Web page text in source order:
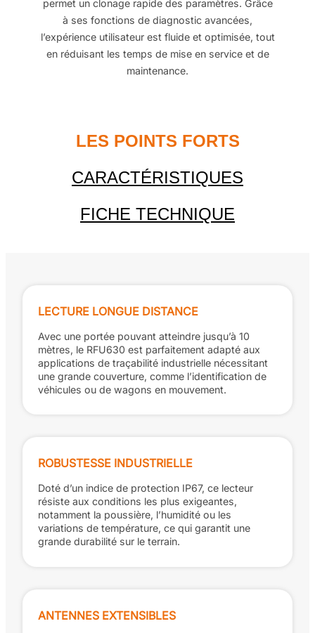
permet un clonage rapide des paramètres. Grâce
à ses fonctions de diagnostic avancées,
l’expérience utilisateur est fluide et optimisée, tout
en réduisant les temps de mise en service et de
maintenance.
LES POINTS FORTS
CARACTÉRISTIQUES
FICHE TECHNIQUE
LECTURE LONGUE DISTANCE
Avec une portée pouvant atteindre jusqu’à 10
mètres, le RFU630 est parfaitement adapté aux
applications de traçabilité industrielle nécessitant
une grande couverture, comme l’identification de
véhicules ou de wagons en mouvement.
ROBUSTESSE INDUSTRIELLE
Doté d’un indice de protection IP67, ce lecteur
résiste aux conditions les plus exigeantes,
notamment la poussière, l’humidité ou les
variations de température, ce qui garantit une
grande durabilité sur le terrain.
ANTENNES EXTENSIBLES